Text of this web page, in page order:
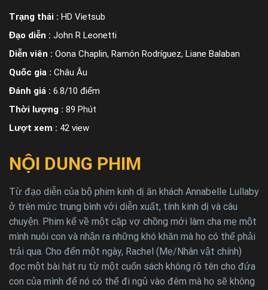
Trạng thái : HD Vietsub
Đạo diễn : John R Leonetti
Diễn viên : Oona Chaplin, Ramón Rodríguez, Liane Balaban
Quốc gia : Châu Âu
Đánh giá : 6.8/10 điểm
Thời lượng : 89 Phút
Lượt xem : 42 view
NỘI DUNG PHIM
Từ đạo diễn của bộ phim kinh dị ăn khách Annabelle Lullaby
ở trên mức trung bình với diễn xuất, tính kinh dị và câu
chuyện. Phim kể về một cặp vợ chồng mới làm cha mẹ một
mình nuôi con và nhận ra những khó khăn mà họ có thể phải
trải qua. Cho đến một ngày, Rachel (Mẹ/Nhân vật chính)
đọc một bài hát ru từ một cuốn sách không rõ tên cho đứa
con của mình để nó có thể đi ngủ vào đêm mà họ sẽ không